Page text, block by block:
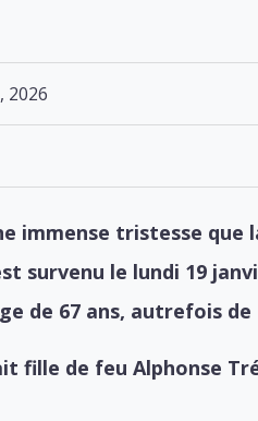
2026
immense tristesse
survenu le lundi 19
de 67 ans, autrefois
fille de feu Alphonse